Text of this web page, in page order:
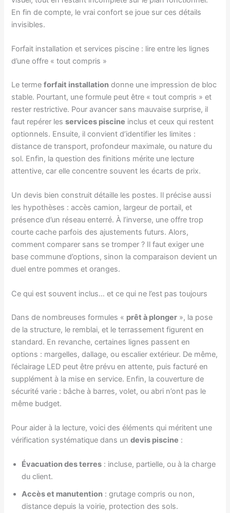
En fin de compte, le vrai confort se joue sur ces détails
invisibles.
Forfait installation et services piscine : lire entre les lignes
d’une offre « tout compris »
Le termeforfait installation donne une impression de bloc
stable. Pourtant, une formule peut être « tout compris » et
rester restrictive. Pour avancer sans mauvaise surprise, il
faut repérer lesservices piscine inclus et ceux qui restent
optionnels. Ensuite, il convient d’identifier les limites :
distance de transport, profondeur maximale, ou nature du
sol. Enfin, la question des finitions mérite une lecture
attentive, car elle concentre souvent les écarts de prix.
Un devis bien construit détaille les postes. Il précise aussi
les hypothèses : accès camion, largeur de portail, et
présence d’un réseau enterré. À l’inverse, une offre trop
courte cache parfois des ajustements futurs. Alors,
comment comparer sans se tromper ? Il faut exiger une
base commune d’options, sinon la comparaison devient un
duel entre pommes et oranges.
Ce qui est souvent inclus… et ce qui ne l’est pas toujours
Dans de nombreuses formules « prêt à plonger », la pose
de la structure, le remblai, et le terrassement figurent en
standard. En revanche, certaines lignes passent en
options : margelles, dallage, ou escalier extérieur. De même,
l’éclairage LED peut être prévu en attente, puis facturé en
supplément à la mise en service. Enfin, la couverture de
sécurité varie : bâche à barres, volet, ou abri n’ont pas le
même budget.
Pour aider à la lecture, voici des éléments qui méritent une
vérification systématique dans undevis piscine :
Évacuation des terres : incluse, partielle, ou à la charge
du client.
Accès et manutention : grutage compris ou non,
distance depuis la voirie, protection des sols.